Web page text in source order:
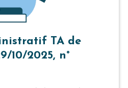
TA de
10/2025, n°